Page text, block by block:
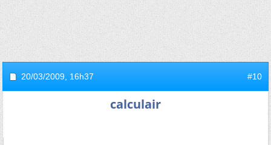
20/03/2009, 16h37 #10
calculair